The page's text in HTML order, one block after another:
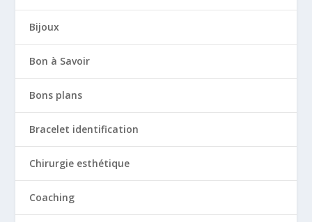
Bijoux
Bon à Savoir
Bons plans
Bracelet identification
Chirurgie esthétique
Coaching